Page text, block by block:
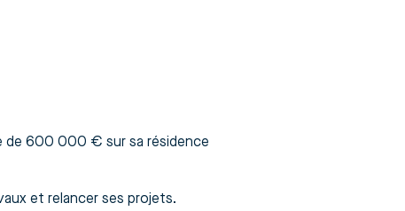
de 600 000 € sur sa résidence
et relancer ses projets.